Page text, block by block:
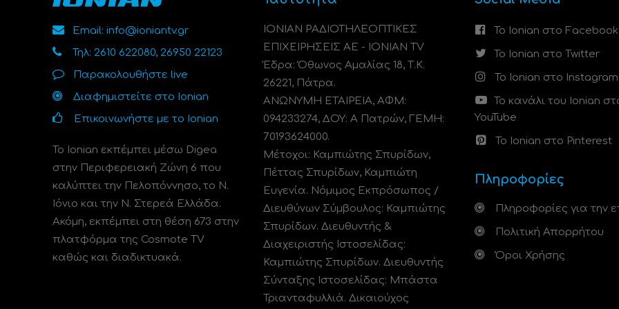
Email: info@ioniantv.gr
Τηλ: 2610 622080, 26950 22123
Παρακολουθήστε live
Διαφημιστείτε στο Ionian
Επικοινωνήστε με το Ionian
Το Ionian εκπέμπει μέσω Digea
στην Περιφερειακή Ζώνη 6 που
καλύπτει την Πελοπόννησο, το N.
Ιόνιο και την Ν. Στερεά Ελλάδα.
Ακόμη, εκπέμπει στη θέση 673 στην
πλατφόρμα της Cosmote TV
καθώς και διαδικτυακά.
ΙΟΝΙΑΝ ΡΑΔΙΟΤΗΛΕΟΠΤΙΚΕΣ
ΕΠΙΧΕΙΡΗΣΕΙΣ ΑΕ - IONIAN TV
Έδρα: Όθωνος Αμαλίας 18, Τ.Κ.
26221, Πάτρα.
ΑΝΩΝΥΜΗ ΕΤΑΙΡΕΙΑ, ΑΦΜ:
094233274, ΔΟΥ: A Πατρών, ΓΕΜΗ:
70193624000.
Μέτοχοι: Καμπιώτης Σπυρίδων,
Πέττας Σπυρίδων, Καμπιώτη
Ευγενία. Νόμιμος Εκπρόσωπος /
Διευθύνων Σύμβουλος: Καμπιώτης
Σπυρίδων. Διευθυντής &
Διαχειριστής Ιστοσελίδας:
Καμπιώτης Σπυρίδων. Διευθυντής
Σύνταξης Ιστοσελίδας: Μπάστα
Τριανταφυλλιά. Δικαιούχος
Το Ionian στο Facebook
Το Ionian στο Twitter
Το Ionian στο Instagram
Το κανάλι του Ionian
YouTube
Το Ionian στο Pinterest
Πληροφορίες
Πληροφορίες για την
Πολιτική Απορρήτου
Όροι Χρήσης